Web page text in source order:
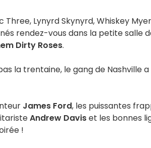
Lynyrd Skynyrd, Whiskey
rendez-vous dans la petite salle
Dirty Roses.
la trentaine, le gang de Nashville
James Ford, les puissantes
Andrew Daviset les bonnes
!